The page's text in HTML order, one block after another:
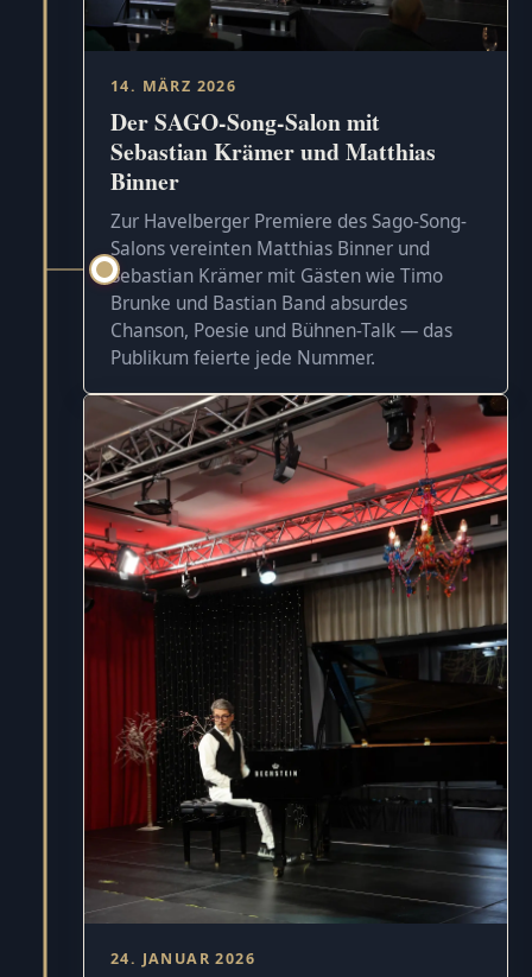
14. MÄRZ 2026
Der SAGO-Song-Salon mit
Sebastian Krämer und Matthias
Binner
Zur Havelberger Premiere des Sago-Song-
Salons vereinten Matthias Binner und
Sebastian Krämer mit Gästen wie Timo
Brunke und Bastian Band absurdes
Chanson, Poesie und Bühnen-Talk — das
Publikum feierte jede Nummer.
24. JANUAR 2026